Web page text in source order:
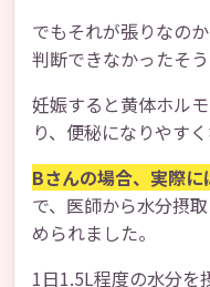
でもそれが張りなの
判断できなかったそう
妊娠すると黄体ホル
り、便秘になりやす
Bさんの場合、実際
で、医師から水分摂
められました。
1日1.5L程度の水分を